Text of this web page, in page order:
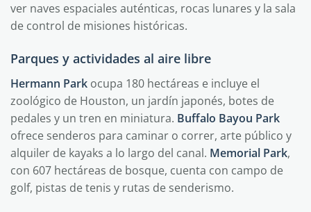
ver naves espaciales auténticas, rocas lunares y la sala
de control de misiones históricas.
Parques y actividades al aire libre
Hermann Park ocupa 180 hectáreas e incluye el
zoológico de Houston, un jardín japonés, botes de
pedales y un tren en miniatura. Buffalo Bayou Park
ofrece senderos para caminar o correr, arte público y
alquiler de kayaks a lo largo del canal. Memorial Park,
con 607 hectáreas de bosque, cuenta con campo de
golf, pistas de tenis y rutas de senderismo.